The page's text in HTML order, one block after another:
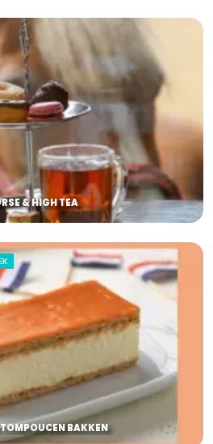
& HIGH TEA
BAKKEN